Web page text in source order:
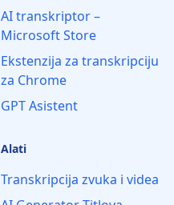
AI transkriptor –
Microsoft Store
Ekstenzija za transkripciju
za Chrome
GPT Asistent
Alati
Transkripcija zvuka i videa